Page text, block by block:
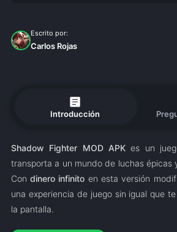
Escrito por:
Carlos Rojas
article
Introducción
Shadow Fighter MOD APKes un
transporta a un mundo de luchas épicas
Condinero infinito en esta versión
una experiencia de juego sin igual que
la pantalla.